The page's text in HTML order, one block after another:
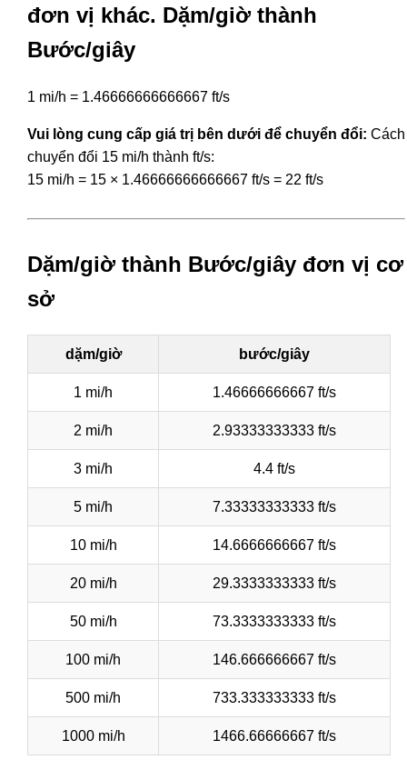
đơn vị khác. Dặm/giờ thành
Bước/giây
1 mi/h = 1.46666666666667 ft/s
Vui lòng cung cấp giá trị bên dưới để chuyển đổi: Cách
chuyển đổi 15 mi/h thành ft/s:
15 mi/h = 15 × 1.46666666666667 ft/s = 22 ft/s
Dặm/giờ thành Bước/giây đơn vị cơ
sở
dặm/giờ bước/giây
1 mi/h 1.46666666667 ft/s
2 mi/h 2.93333333333 ft/s
3 mi/h 4.4 ft/s
5 mi/h 7.33333333333 ft/s
10 mi/h 14.6666666667 ft/s
20 mi/h 29.3333333333 ft/s
50 mi/h 73.3333333333 ft/s
100 mi/h 146.666666667 ft/s
500 mi/h 733.333333333 ft/s
1000 mi/h 1466.66666667 ft/s